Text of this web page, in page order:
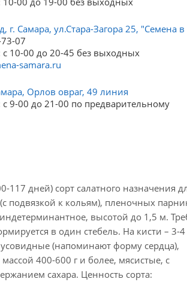
г. Самара, ул.Стара-Загора 25, "Семена
07
с 10-00 до 20-45 без выходных
samara.ru
Орлов овраг, 49 линия
с 9-00 до 21-00 по предварительному
117 дней) сорт салатного назначения
(с подвязкой к кольям), пленочных
высотой до 1,5 м.
в один стебель. На кисти – 3-4
(напоминают форму сердца),
400-600 г и более, мясистые, с
сахара. Ценность сорта: